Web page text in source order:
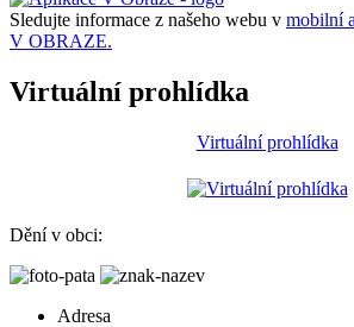
Sledujte informace z našeho webu v mobilní
V OBRAZE.
Virtuální prohlídka
Virtuální prohlídka
Dění v obci:
Adresa